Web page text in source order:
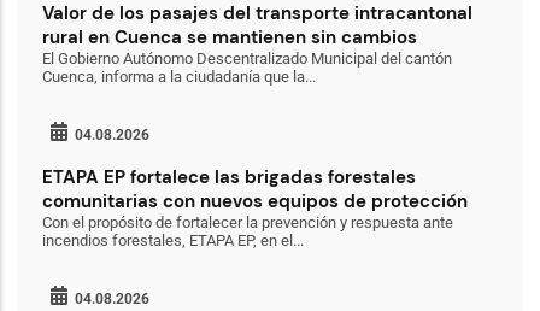
Valor de los pasajes del transporte intracantonal
rural en Cuenca se mantienen sin cambios
El Gobierno Autónomo Descentralizado Municipal del cantón
Cuenca, informa a la ciudadanía que la...
04.08.2026
ETAPA EP fortalece las brigadas forestales
comunitarias con nuevos equipos de protección
Con el propósito de fortalecer la prevención y respuesta ante
incendios forestales, ETAPA EP, en el...
04.08.2026